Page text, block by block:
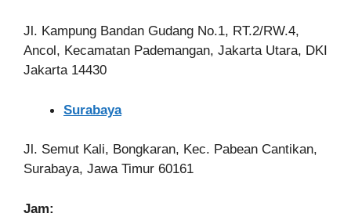
Jl. Kampung Bandan Gudang No.1, RT.2/RW.4,
Ancol, Kecamatan Pademangan, Jakarta Utara, DKI
Jakarta 14430
Surabaya
Jl. Semut Kali, Bongkaran, Kec. Pabean Cantikan,
Surabaya, Jawa Timur 60161
Jam: